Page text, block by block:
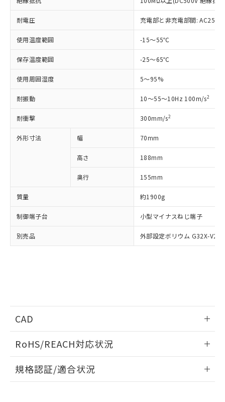
耐電圧 充電部と非充電部間:
使用温度範囲 -15～55℃
保存温度範囲 -25～65℃
使用周囲湿度 5～95%
耐振動 10～55～10Hz 100m/s2
耐衝撃 300mm/s2
外形寸法 幅 70mm
高さ 188mm
奥行 155mm
質量 約1900g
制御端子台 小型マイナスねじ端子
別売品 外部設定ボリウム G32X-V2K
CAD
ドすることができます。
ログイン/会員登録
RoHS/REACH対応状況
EU RoHS 注意事項・凡例
規格認証/適合状況
示しないようお願いします。
マイパーツ機能（部品リスト作成サー
ビス）をご利用いただくには、I-Web
メンバーズにご登録されている必要が
お客様が当ウェブサイト上で当社にご
登録された部品リストについて、当社
品・サービスに関するお客様との取
引・商談に必要な範囲で利用すること
※当社の共同利用者とは、"個人情報
の共同利用に関して"
の「1.共同利
用者の範囲」に記載されている法人を
指します。
部品在庫の切り替え状況などにより、予定
月が前後することがあります。
※3 非含有証明書ダウンロード
下記の非含有証明書をダウンロードするこ
EU RoHS指令（10物質）の非含有証明書
51物質の非含有証明書（当社基準）
※本証明書は発行日時点で非含有を証明す
るもので、過去に遡って非含有を証明する
また、RoHS指令のフタル酸エステル類４
物質の対応では、対応完了までの期間は出
荷製品に未対応品が混在することから備考
欄に対応日を記載しておりました。
既に当社にて対応品への在庫切替を完了
していることから、特段のことがない限
り、2022年1月12日より割愛しておりま
「10」：通常の使用状況下において有害物
質が外部に漏えいし、環境に深刻な影響を
及ぼさない年数を意味します。
「－」：未確認です。当社販売部門へお問
い合わせください。
該第三者に通知します。また当社は、
販売先および販売に係わる関係者が違
法に輸出するおそれがある場合は、取
受注生産機種、また在庫状況の